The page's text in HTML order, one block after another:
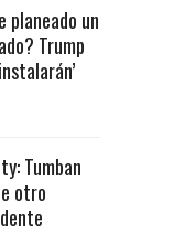
planeado un
Trump
Tumban
otro